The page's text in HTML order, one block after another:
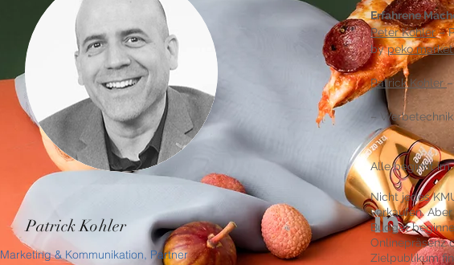
Patrick Kohler
Marketing & Kommunikation, Partner
Erfahrene
Peter Kohler–
bypeko
Patrick Kohler
– Werbetechnik
Alle beginnt im
Nicht jedes
verkaufen.
Budget
Onlinepräsenz
Zielpublikum